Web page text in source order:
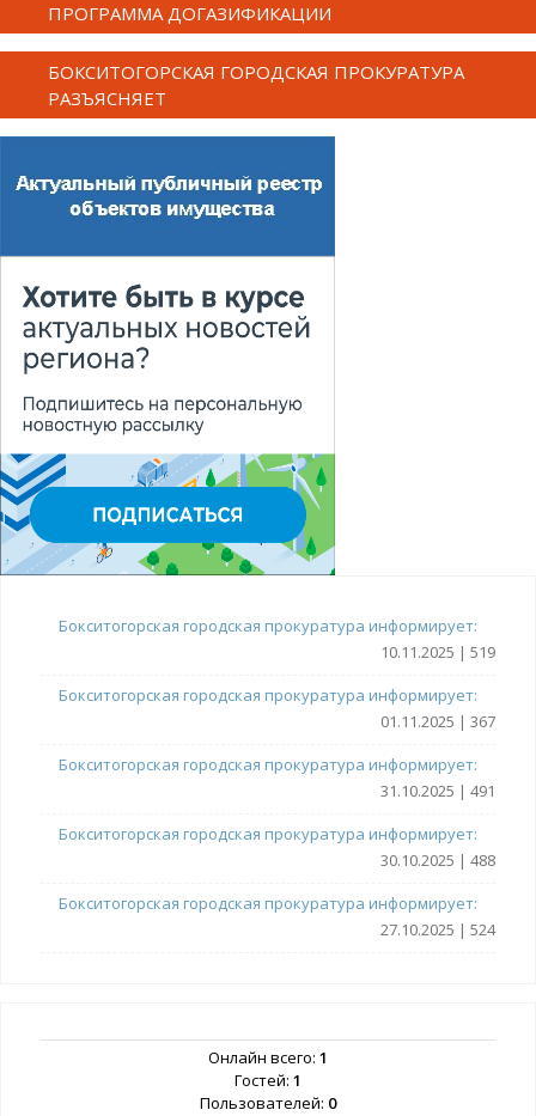
ПРОГРАММА ДОГАЗИФИКАЦИИ
БОКСИТОГОРСКАЯ ГОРОДСКАЯ ПРОКУРАТУРА
РАЗЪЯСНЯЕТ
Бокситогорская городская прокуратура информирует:
10.11.2025 | 519
Бокситогорская городская прокуратура информирует:
01.11.2025 | 367
Бокситогорская городская прокуратура информирует:
31.10.2025 | 491
Бокситогорская городская прокуратура информирует:
30.10.2025 | 488
Бокситогорская городская прокуратура информирует:
27.10.2025 | 524
Онлайн всего: 1
Гостей: 1
Пользователей: 0